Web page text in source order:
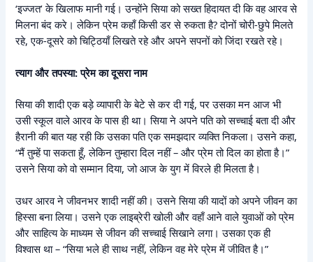
‘इज्जत’ के खिलाफ मानी गई। उन्होंने सिया को सख्त हिदायत दी कि वह आरव से
मिलना बंद करे। लेकिन प्रेम कहाँ किसी डर से रुकता है? दोनों चोरी-छुपे मिलते
रहे, एक-दूसरे को चिट्ठियाँ लिखते रहे और अपने सपनों को जिंदा रखते रहे।
त्याग और तपस्या: प्रेम का दूसरा नाम
सिया की शादी एक बड़े व्यापारी के बेटे से कर दी गई, पर उसका मन आज भी
उसी स्कूल वाले आरव के पास ही था। सिया ने अपने पति को सच्चाई बता दी और
हैरानी की बात यह रही कि उसका पति एक समझदार व्यक्ति निकला। उसने कहा,
“मैं तुम्हें पा सकता हूँ, लेकिन तुम्हारा दिल नहीं – और प्रेम तो दिल का होता है।”
उसने सिया को वो सम्मान दिया, जो आज के युग में विरले ही मिलता है।
उधर आरव ने जीवनभर शादी नहीं की। उसने सिया की यादों को अपने जीवन का
हिस्सा बना लिया। उसने एक लाइब्रेरी खोली और वहाँ आने वाले युवाओं को प्रेम
और साहित्य के माध्यम से जीवन की सच्चाई सिखाने लगा। उसका एक ही
विश्वास था – “सिया भले ही साथ नहीं, लेकिन वह मेरे प्रेम में जीवित है।”